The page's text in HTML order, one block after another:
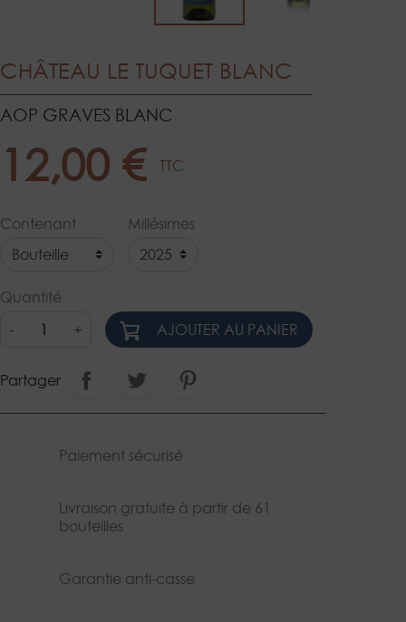
CHÂTEAU LE TUQUET BLANC
AOP GRAVES BLANC
12,00 € TTC
Contenant Millésimes
Quantité
-
+ AJOUTER AU PANIER
Partager
Paiement sécurisé
Livraison gratuite à partir de 61
bouteilles
Garantie anti-casse